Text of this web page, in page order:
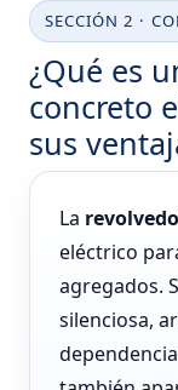
SECCIÓN 2 ·
¿Qué es
concreto
sus
La
eléctrico
agregados.
silenciosa,